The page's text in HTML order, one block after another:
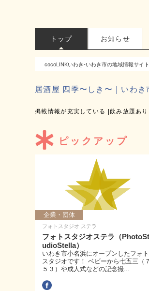
トップ お知らせ
cocoLINKいわき-いわき市の地域情報サイト
居酒屋 四季〜しき〜｜いわ
掲載情報が充実している 飲み放題あり
ピックアップ
企業・団体
フォトスタジオ ステラ
フォトスタジオステラ（PhotoSt
udioStella）
いわき市小名浜にオープンしたフォト
スタジオです！ ベビーから七五三（７
５３）や成人式などの記念撮...